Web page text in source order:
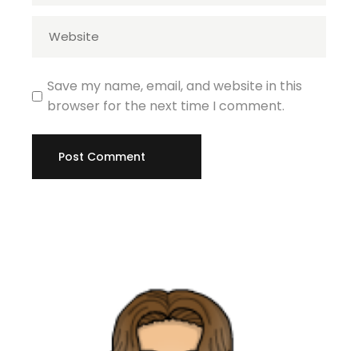
Save my name, email, and website in this
browser for the next time I comment.
Post Comment